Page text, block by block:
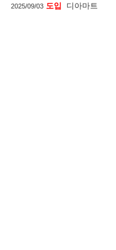
2025/09/03 도입 디아마트